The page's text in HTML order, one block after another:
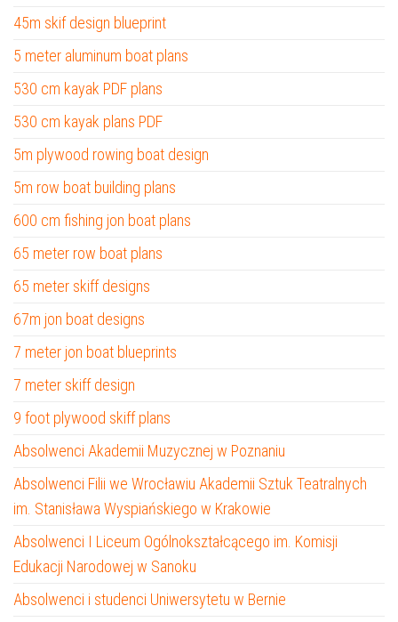
45m skif design blueprint
5 meter aluminum boat plans
530 cm kayak PDF plans
530 cm kayak plans PDF
5m plywood rowing boat design
5m row boat building plans
600 cm fishing jon boat plans
65 meter row boat plans
65 meter skiff designs
67m jon boat designs
7 meter jon boat blueprints
7 meter skiff design
9 foot plywood skiff plans
Absolwenci Akademii Muzycznej w Poznaniu
Absolwenci Filii we Wrocławiu Akademii Sztuk Teatralnych
im. Stanisława Wyspiańskiego w Krakowie
Absolwenci I Liceum Ogólnokształcącego im. Komisji
Edukacji Narodowej w Sanoku
Absolwenci i studenci Uniwersytetu w Bernie